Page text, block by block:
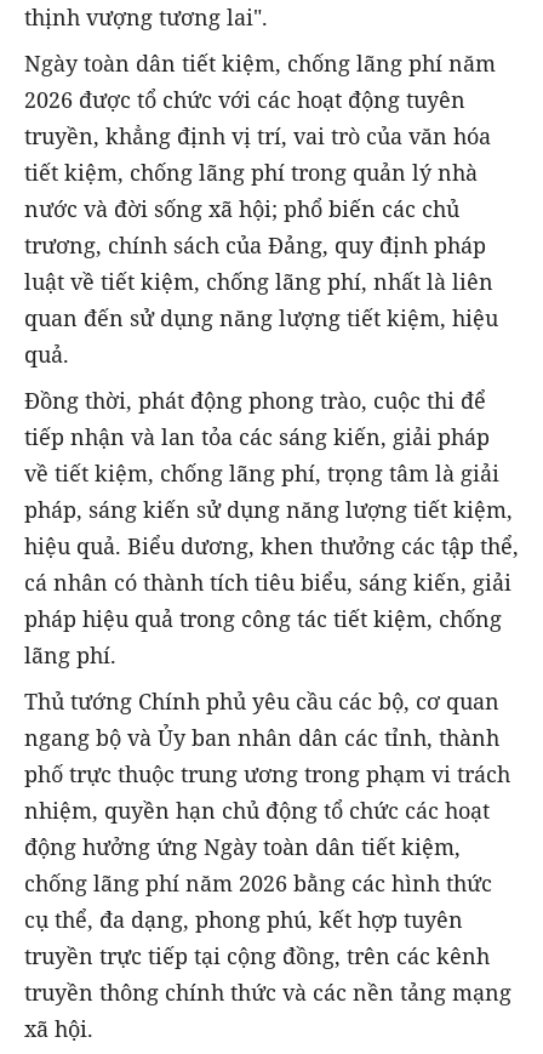
thịnh vượng tương lai".
Ngày toàn dân tiết kiệm, chống lãng phí năm
2026 được tổ chức với các hoạt động tuyên
truyền, khẳng định vị trí, vai trò của văn hóa
tiết kiệm, chống lãng phí trong quản lý nhà
nước và đời sống xã hội; phổ biến các chủ
trương, chính sách của Đảng, quy định pháp
luật về tiết kiệm, chống lãng phí, nhất là liên
quan đến sử dụng năng lượng tiết kiệm, hiệu
quả.
Đồng thời, phát động phong trào, cuộc thi để
tiếp nhận và lan tỏa các sáng kiến, giải pháp
về tiết kiệm, chống lãng phí, trọng tâm là giải
pháp, sáng kiến sử dụng năng lượng tiết kiệm,
hiệu quả. Biểu dương, khen thưởng các tập thể,
cá nhân có thành tích tiêu biểu, sáng kiến, giải
pháp hiệu quả trong công tác tiết kiệm, chống
lãng phí.
Thủ tướng Chính phủ yêu cầu các bộ, cơ quan
ngang bộ và Ủy ban nhân dân các tỉnh, thành
phố trực thuộc trung ương trong phạm vi trách
nhiệm, quyền hạn chủ động tổ chức các hoạt
động hưởng ứng Ngày toàn dân tiết kiệm,
chống lãng phí năm 2026 bằng các hình thức
cụ thể, đa dạng, phong phú, kết hợp tuyên
truyền trực tiếp tại cộng đồng, trên các kênh
truyền thông chính thức và các nền tảng mạng
xã hội.